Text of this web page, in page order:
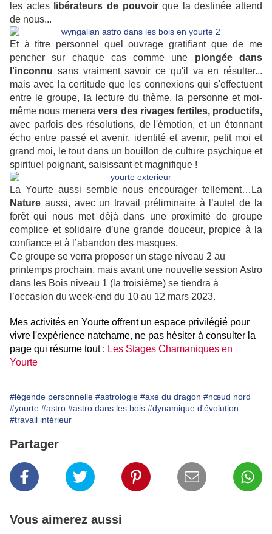
les actes
libérateurs de pouvoirque la destinée attend
de nous...
Et à titre personnel quel ouvrage gratifiant que de me
pencher sur chaque cas comme une plongée dans
l'inconnu sans vraiment savoir ce qu'il va en résulter...
mais avec la certitude que les connexions qui s'effectuent
entre le groupe, la lecture du thème, la personne et moi-
même nous meneravers des rivages fertiles, productifs,
avec parfois des résolutions, de l'émotion, et un étonnant
écho entre passé et avenir, identité et avenir, petit moi et
grand moi, le tout dans un bouillon de culture psychique et
spirituel poignant, saisissant et magnifique !
La Yourte aussi semble nous encourager tellement…La
Nature aussi, avec un travail préliminaire à l’autel de la
forêt qui nous met déjà dans une proximité de groupe
complice et solidaire d’une grande douceur, propice à la
confiance et à l’abandon des masques.
Ce groupe se verra proposer un stage niveau 2 au
printemps prochain, mais avant une nouvelle session Astro
dans les Bois niveau 1 (la troisième) se tiendra à
l’occasion du week-end du 10 au 12 mars 2023.
Mes activités en Yourte offrent un espace privilégié pour
vivre l'expérience natchame, ne pas hésiter à consulter la
page qui résume tout : Les Stages Chamaniques en
Yourte
#légende personnelle #astrologie #axe du dragon #nœud nord
#yourte #astro #astro dans les bois #dynamique d'évolution
#travail intérieur
Partager
Vous aimerez aussi